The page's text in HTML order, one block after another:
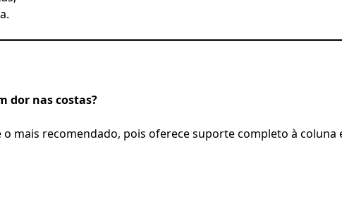
dor nas costas?
mais recomendado, pois oferece suporte completo à coluna